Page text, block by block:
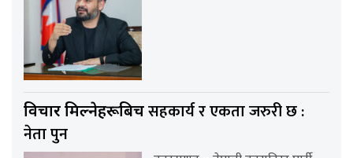
विचार मिल्नेहरूबिचसहकार्य र एकता जरुरी छ :
नेता पुन